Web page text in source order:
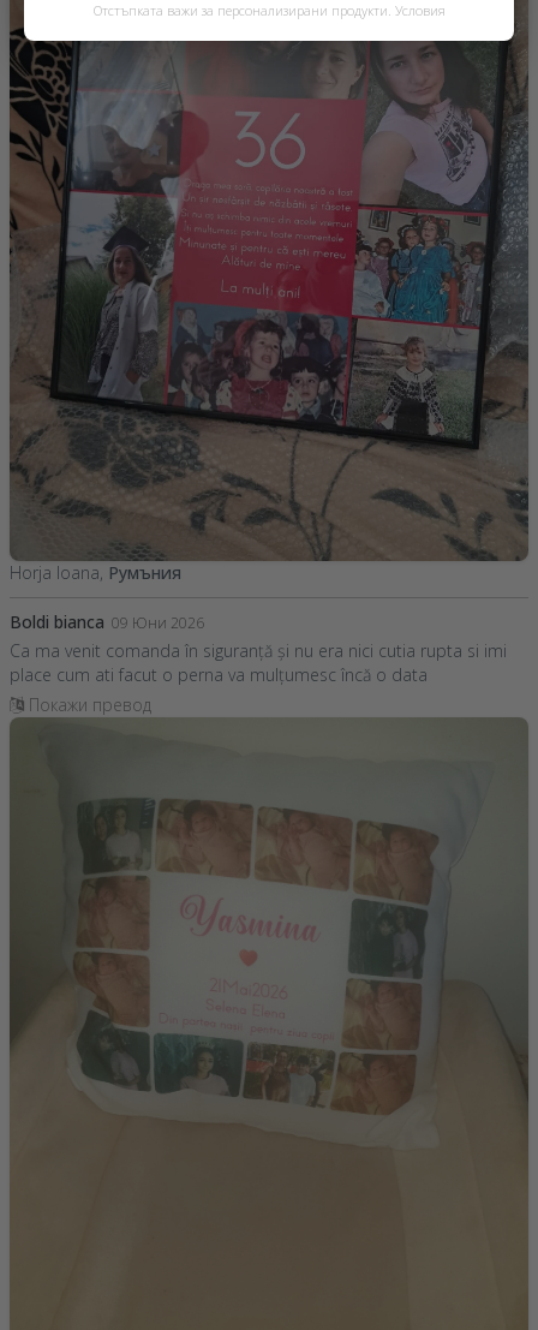
Horja Ioana, Румъния
Boldi bianca 09 Юни 2026
Ca ma venit comanda în siguranță și nu era nici cutia rupta si imi
place cum ati facut o perna va mulțumesc încă o data
Покажи превод
Отстъпката важи за персонализирани продукти. Условия